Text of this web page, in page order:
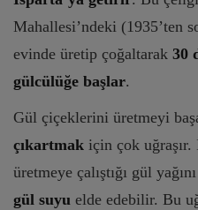
Mahallesi’ndeki (1935’ten
evinde üretip çoğaltarak 30
gülcülüğe başlar.
Gül çiçeklerini üretmeyi
çıkartmak için çok
üretmeye çalıştığı gül
gül suyu elde edebilir. Bu